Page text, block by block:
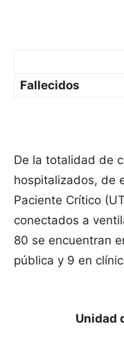
Fallecidos
De la totalidad de
hospitalizados, de
Paciente Crítico
conectados a
80 se encuentran
pública y 9 en
Unidad